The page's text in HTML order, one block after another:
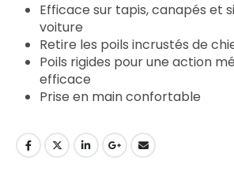
Efficace sur tapis, canapés et
voiture
Retire les poils incrustés de
Poils rigides pour une action
efficace
Prise en main confortable